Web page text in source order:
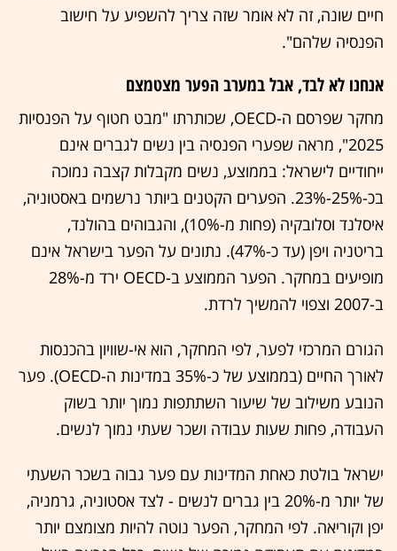
חיים שונה, זה לא אומר שזה צריך להשפיע על חישוב
הפנסיה שלהם".
אנחנו לא לבד, אבל במערב הפער מצטמצם
מחקר שפרסם ה-OECD, שכותרתו "מבט חטוף על הפנסיות
2025", מראה שפערי הפנסיה בין נשים לגברים אינם
ייחודיים לישראל: בממוצע, נשים מקבלות קצבה נמוכה
בכ-25%-23%. הפערים הקטנים ביותר נרשמים באסטוניה,
איסלנד וסלובקיה (פחות מ-10%), והגבוהים בהולנד,
בריטניה ויפן (עד כ-47%). נתונים על הפער בישראל אינם
מופיעים במחקר. הפער הממוצע ב-OECD ירד מ-28%
ב-2007 וצפוי להמשיך לרדת.
הגורם המרכזי לפער, לפי המחקר, הוא אי-שוויון בהכנסות
לאורך החיים (בממוצע של כ-35% במדינות ה-OECD). פער
הנובע משילוב של שיעור השתתפות נמוך יותר בשוק
העבודה, פחות שעות עבודה ושכר שעתי נמוך לנשים.
ישראל בולטת כאחת המדינות עם פער גבוה בשכר השעתי
של יותר מ-20% בין גברים לנשים - לצד אסטוניה, גרמניה,
יפן וקוריאה. לפי המחקר, הפער נוטה להיות מצומצם יותר